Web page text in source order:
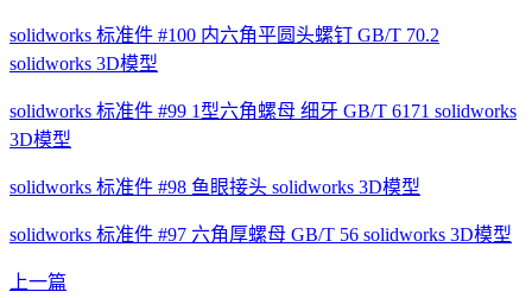
solidworks 标准件 #100 内六角平圆头螺钉 GB/T 70.2
solidworks 3D模型
solidworks 标准件 #99 1型六角螺母 细牙 GB/T 6171 solidworks
3D模型
solidworks 标准件 #98 鱼眼接头 solidworks 3D模型
solidworks 标准件 #97 六角厚螺母 GB/T 56 solidworks 3D模型
上一篇